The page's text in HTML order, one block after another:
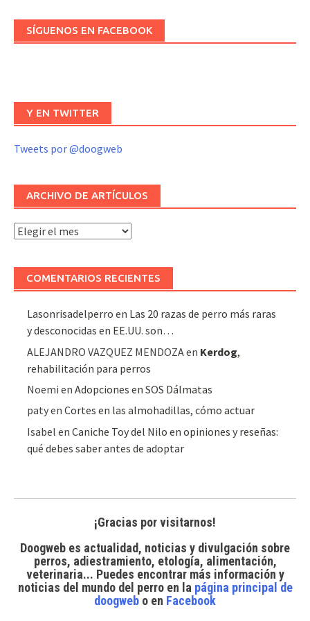
SÍGUENOS EN FACEBOOK
Y EN TWITTER
Tweets por @doogweb
ARCHIVO DE ARTÍCULOS
Archivo
artículos
COMENTARIOS RECIENTES
Lasonrisadelperro en Las 20 razas de perro más raras
y desconocidas en EE.UU. son…
ALEJANDRO VAZQUEZ MENDOZAen Kerdog,
rehabilitación para perros
Noemi enAdopciones en SOS Dálmatas
patyenCortes en las almohadillas, cómo actuar
Isabel enCaniche Toy del Nilo en opiniones y reseñas:
qué debes saber antes de adoptar
¡Gracias por visitarnos!
Doogweb es actualidad, noticias y divulgación sobre
perros, adiestramiento, etología, alimentación,
veterinaria... Puedes encontrar más información y
noticias del mundo del perroen la página principal de
doogweb o en Facebook